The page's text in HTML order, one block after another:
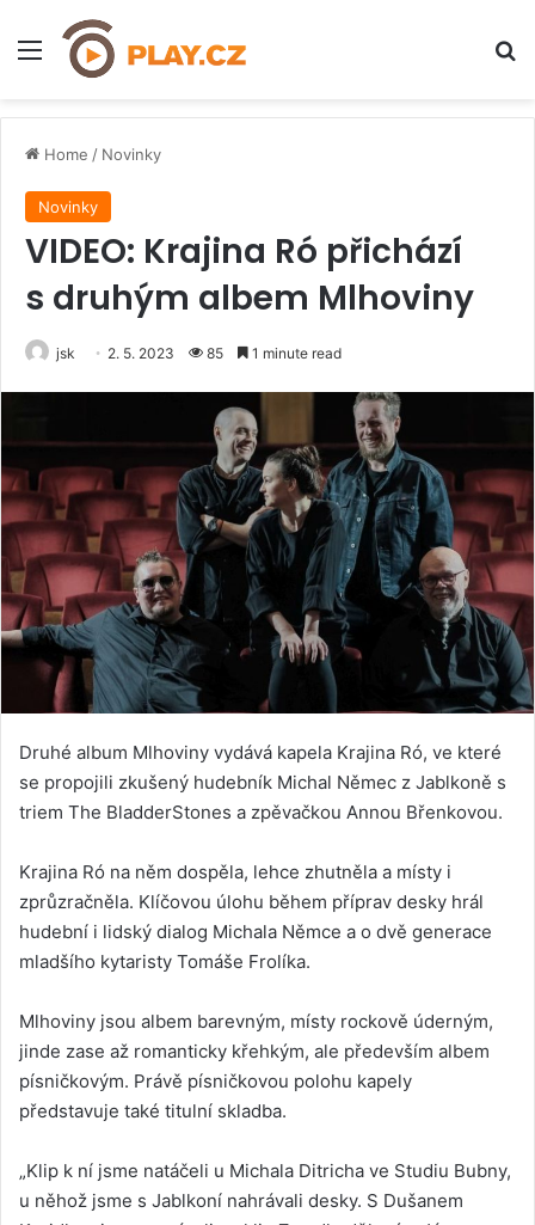
Menu
Home / Novinky
Novinky
VIDEO: Krajina Ró přichází
s druhým albem Mlhoviny
jsk 2. 5. 2023 85 1 minute read
Druhé album Mlhoviny vydává kapela Krajina Ró, ve které
se propojili zkušený hudebník Michal Němec z Jablkoně s
triem The BladderStones a zpěvačkou Annou Břenkovou.
Krajina Ró na něm dospěla, lehce zhutněla a místy i
zprůzračněla. Klíčovou úlohu během příprav desky hrál
hudební i lidský dialog Michala Němce a o dvě generace
mladšího kytaristy Tomáše Frolíka.
Mlhoviny jsou albem barevným, místy rockově úderným,
jinde zase až romanticky křehkým, ale především albem
písničkovým. Právě písničkovou polohu kapely
představuje také titulní skladba.
„Klip k ní jsme natáčeli u Michala Ditricha ve Studiu Bubny,
u něhož jsme s Jablkoní nahrávali desky. S Dušanem